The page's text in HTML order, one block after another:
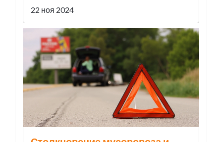
Кузбассе потрясло
пользователей сети
22 ноя 2024